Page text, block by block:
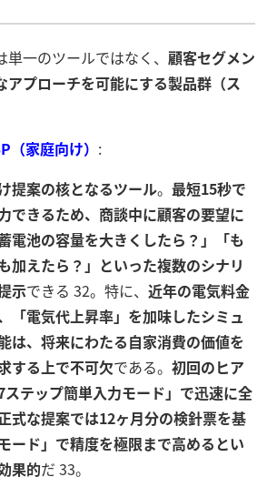
単一のツールではなく、 顧客セグメン
アプローチを可能にする製品群（ス
（家庭向け） :
提案の核となるツール。 最短15秒で
できるため、商談中に顧客の要望に
電池の容量を大きくしたら？」「も
加えたら？」といった複数のシナリ
示できる 32。特に、 近年の電気料金
「電気代上昇率」を加味したシミュ
は、将来にわたる自家消費の価値を
する上で不可欠である。 初回のヒア
ステップ簡単入力モード」で迅速に全
式な提案では12ヶ月分の検針票を基
ード」で精度を極限まで高めるとい
果的だ 33。